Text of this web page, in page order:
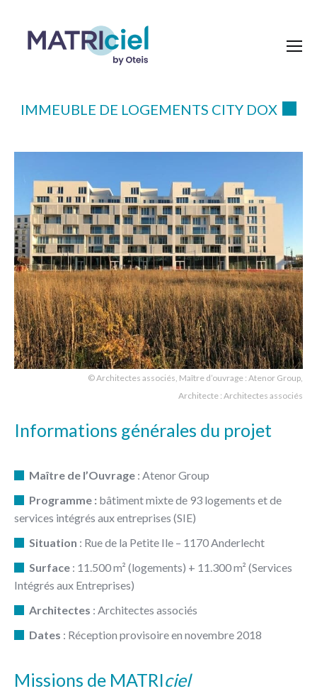
IMMEUBLE DE LOGEMENTS CITY DOX
© Architectes associés, Maître d’ouvrage : Atenor Group,
Architecte : Architectes associés
Informations générales du projet
Maître de l’Ouvrage : Atenor Group
Programme : bâtiment mixte de 93 logements et de
services intégrés aux entreprises (SIE)
Situation : Rue de la Petite Ile – 1170 Anderlecht
Surface : 11.500 m² (logements) + 11.300 m² (Services
Intégrés aux Entreprises)
Architectes : Architectes associés
Dates : Réception provisoire en novembre 2018
Missions de MATRIciel